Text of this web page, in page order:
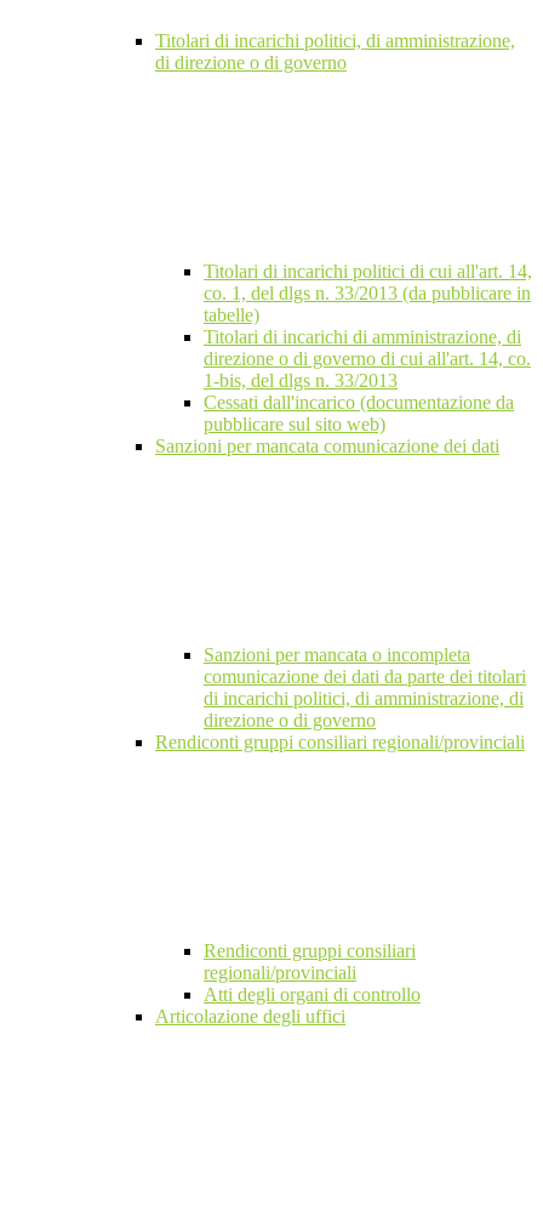
Titolari di incarichi politici, di amministrazione,
di direzione o di governo
Titolari di incarichi politici di cui all'art. 14,
co. 1, del dlgs n. 33/2013 (da pubblicare in
tabelle)
Titolari di incarichi di amministrazione, di
direzione o di governo di cui all'art. 14, co.
1-bis, del dlgs n. 33/2013
Cessati dall'incarico (documentazione da
pubblicare sul sito web)
Sanzioni per mancata comunicazione dei dati
Sanzioni per mancata o incompleta
comunicazione dei dati da parte dei titolari
di incarichi politici, di amministrazione, di
direzione o di governo
Rendiconti gruppi consiliari regionali/provinciali
Rendiconti gruppi consiliari
regionali/provinciali
Atti degli organi di controllo
Articolazione degli uffici